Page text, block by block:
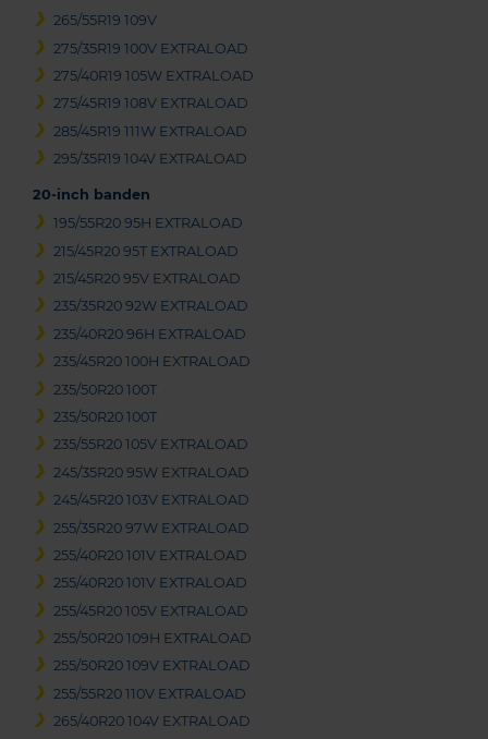
265/55R19 109V
275/35R19 100V EXTRALOAD
275/40R19 105W EXTRALOAD
275/45R19 108V EXTRALOAD
285/45R19 111W EXTRALOAD
295/35R19 104V EXTRALOAD
20-inch banden
195/55R20 95H EXTRALOAD
215/45R20 95T EXTRALOAD
215/45R20 95V EXTRALOAD
235/35R20 92W EXTRALOAD
235/40R20 96H EXTRALOAD
235/45R20 100H EXTRALOAD
235/50R20 100T
235/50R20 100T
235/55R20 105V EXTRALOAD
245/35R20 95W EXTRALOAD
245/45R20 103V EXTRALOAD
255/35R20 97W EXTRALOAD
255/40R20 101V EXTRALOAD
255/40R20 101V EXTRALOAD
255/45R20 105V EXTRALOAD
255/50R20 109H EXTRALOAD
255/50R20 109V EXTRALOAD
255/55R20 110V EXTRALOAD
265/40R20 104V EXTRALOAD